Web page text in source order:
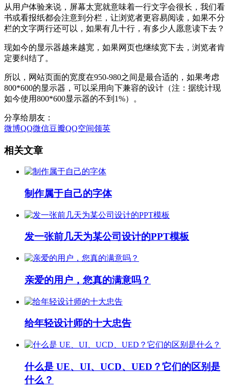
从用户体验来说，屏幕太宽就意味着一行文字会很长，我们看
书或看报纸都会注意到分栏，让浏览者更容易阅读，如果不分
栏的文字两行还可以，如果有几十行，有多少人愿意读下去？
现如今的显示器越来越宽，如果网页也继续宽下去，浏览者肯
定要纠结了。
所以，网站页面的宽度在950-980之间是最合适的，如果考虑
800*600的显示器，可以采用向下兼容的设计（注：据统计现
如今使用800*600显示器的不到1%）。
分享给朋友：
微博QQ微信豆瓣QQ空间领英
相关文章
制作属于自己的字体
发一张前几天为某公司设计的PPT模板
亲爱的用户，您真的满意吗？
给年轻设计师的十大忠告
什么是 UE、UI、UCD、UED？它们的区别是
什么？